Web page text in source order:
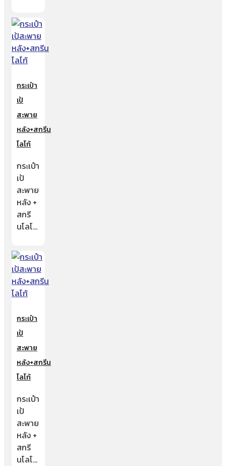
กระเป๋า
เป้
สะพาย
หลัง+สกรีน
โลโก้
กระเป๋า
เป้
สะพาย
หลัง +
สกรี
นโลโ…
กระเป๋า
เป้
สะพาย
หลัง+สกรีน
โลโก้
กระเป๋า
เป้
สะพาย
หลัง +
สกรี
นโลโ…